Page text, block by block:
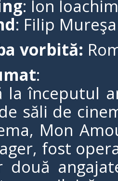
: Ion
: Filip
vorbită:
:
la începutul
săli de
Mon
fost
două